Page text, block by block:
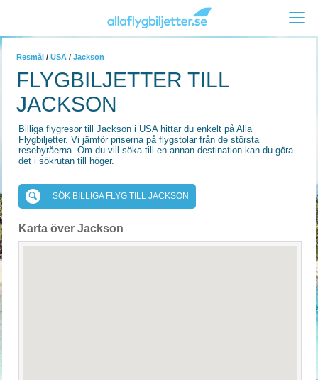
Resmål / USA / Jackson
FLYGBILJETTER TILL
JACKSON
Billiga flygresor till Jackson i USA hittar du enkelt på Alla
Flygbiljetter. Vi jämför priserna på flygstolar från de största
resebyråerna. Om du vill söka till en annan destination kan du göra
det i sökrutan till höger.
SÖK BILLIGA FLYG TILL JACKSON
Karta över Jackson